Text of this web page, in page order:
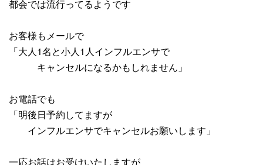
都会では流行ってるようです
お客様もメールで
「大人1名と小人1人インフルエンサで
キャンセルになるかもしれません」
お電話でも
「明後日予約してますが
インフルエンサでキャンセルお願いします」
一応お話はお受けいたしますが